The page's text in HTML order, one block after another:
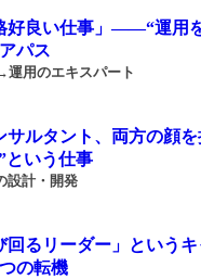
好良い仕事」――“運用
パス
用のエキスパート
サルタント、両方の顔を
という仕事
設計・開発
回るリーダー」という
の転機